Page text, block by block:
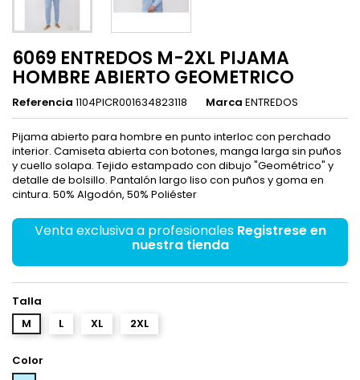
6069 ENTREDOS M-2XL PIJAMA
HOMBRE ABIERTO GEOMETRICO
Referencia 1104PICR001634823118 Marca ENTREDOS
Pijama abierto para hombre en punto interloc con perchado
interior. Camiseta abierta con botones, manga larga sin puños
y cuello solapa. Tejido estampado con dibujo "Geométrico" y
detalle de bolsillo. Pantalón largo liso con puños y goma en
cintura. 50% Algodón, 50% Poliéster
Venta exclusiva a profesionales Registrese en
nuestra tienda
Talla
M
L XL 2XL
Color